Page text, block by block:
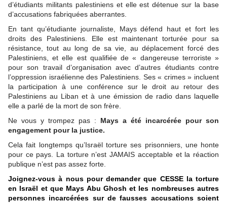
d’étudiants militants palestiniens et elle est détenue sur la base
d’accusations fabriquées aberrantes.
En tant qu’étudiante journaliste, Mays défend haut et fort les
droits des Palestiniens. Elle est maintenant torturée pour sa
résistance, tout au long de sa vie, au déplacement forcé des
Palestiniens, et elle est qualifiée de « dangereuse terroriste »
pour son travail d’organisation avec d’autres étudiants contre
l’oppression israélienne des Palestiniens. Ses « crimes » incluent
la participation à une conférence sur le droit au retour des
Palestiniens au Liban et à une émission de radio dans laquelle
elle a parlé de la mort de son frère.
Ne vous y trompez pas : Mays a été incarcérée pour son
engagement pour la justice.
Cela fait longtemps qu’Israël torture ses prisonniers, une honte
pour ce pays. La torture n’est JAMAIS acceptable et la réaction
publique n’est pas assez forte.
Joignez-vous à nous pour demander que CESSE la torture
en Israël et que Mays Abu Ghosh et les nombreuses autres
personnes incarcérées sur de fausses accusations soient